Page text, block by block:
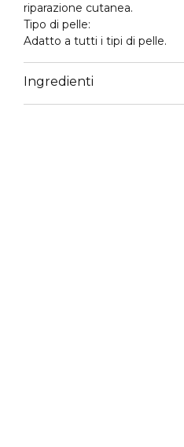
riparazione cutanea.
Tipo di pelle:
Adatto a tutti i tipi di pelle.
Ingredienti